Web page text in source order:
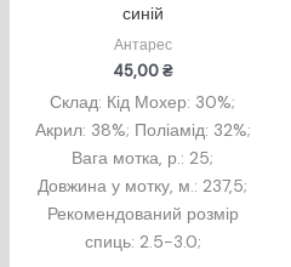
синій
Антарес
45,00₴
Склад: Кід Мохер: 30%;
Акрил: 38%; Поліамід: 32%;
Вага мотка, р.: 25;
Довжина у мотку, м.: 237,5;
Рекомендований розмір
спиць: 2.5-3.0;